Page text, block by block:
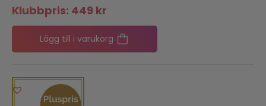
Klubbpris: 449 kr
Lägg till i varukorg